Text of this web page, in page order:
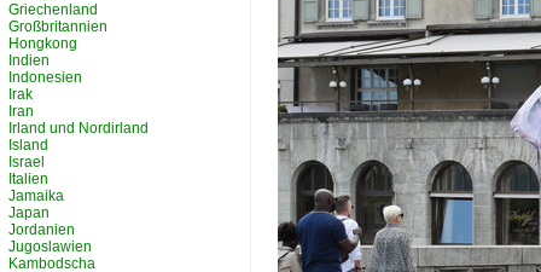
Griechenland
Großbritannien
Hongkong
Indien
Indonesien
Irak
Iran
Irland und Nordirland
Island
Israel
Italien
Jamaika
Japan
Jordanien
Jugoslawien
Kambodscha